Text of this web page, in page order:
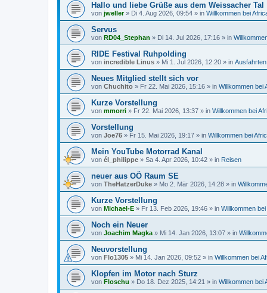
Hallo und liebe Grüße aus dem Weissacher Tal
von jweller» Di 4. Aug 2026, 09:54 » in Willkommen bei
Servus
von RD04_Stephan » Di 14. Jul 2026, 17:16 » in
RIDE Festival Ruhpolding
von incredible Linus » Mi 1. Jul 2026, 12:20 » in
Neues Mitglied stellt sich vor
von Chuchito » Fr 22. Mai 2026, 15:16 » in Willkommen bei
Kurze Vorstellung
von mmorri » Fr 22. Mai 2026, 13:37 » in Willkommen bei
Vorstellung
von Joe76 » Fr 15. Mai 2026, 19:17 » in Willkommen bei
Mein YouTube Motorrad Kanal
von él_philippe » Sa 4. Apr 2026, 10:42 » in Reisen
neuer aus OÖ Raum SE
von TheHatzerDuke » Mo 2. Mär 2026, 14:28 » in
Kurze Vorstellung
von Michael-E » Fr 13. Feb 2026, 19:46 » in Willkommen
Noch ein Neuer
von Joachim Magka » Mi 14. Jan 2026, 13:07 » in
Neuvorstellung
von Flo1305 » Mi 14. Jan 2026, 09:52 » in Willkommen bei
Klopfen im Motor nach Sturz
von Floschu » Do 18. Dez 2025, 14:21 » in Willkommen bei